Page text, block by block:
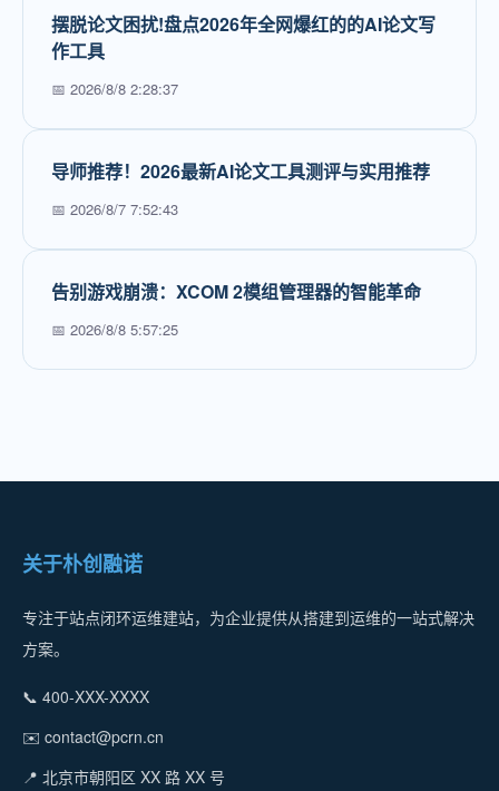
摆脱论文困扰!盘点2026年全网爆红的的AI论文写
作工具
📅 2026/8/8 2:28:37
导师推荐！2026最新AI论文工具测评与实用推荐
📅 2026/8/7 7:52:43
告别游戏崩溃：XCOM 2模组管理器的智能革命
📅 2026/8/8 5:57:25
关于朴创融诺
专注于站点闭环运维建站，为企业提供从搭建到运维的一站式解决
方案。
📞 400-XXX-XXXX
✉️ contact@pcrn.cn
📍 北京市朝阳区 XX 路 XX 号